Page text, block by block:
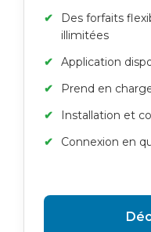
Des forfaits
illimitées
Application
Prend en
Installation et
Connexion en